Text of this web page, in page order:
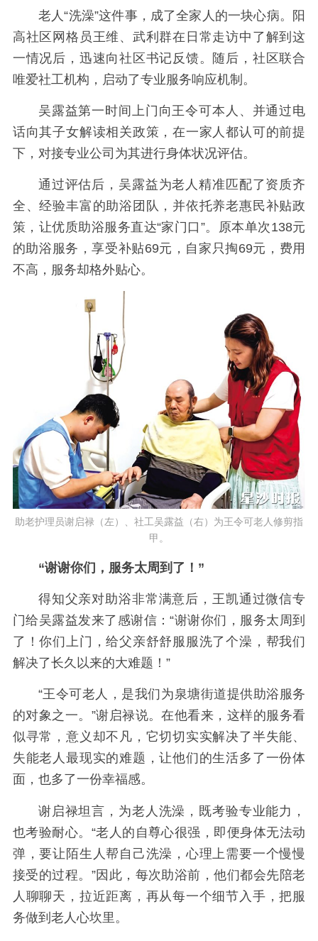
老人“洗澡”这件事，成了全家人的一块心病。阳
高社区网格员王维、武利群在日常走访中了解到这
一情况后，迅速向社区书记反馈。随后，社区联合
唯爱社工机构，启动了专业服务响应机制。
吴露益第一时间上门向王令可本人、并通过电
话向其子女解读相关政策，在一家人都认可的前提
下，对接专业公司为其进行身体状况评估。
通过评估后，吴露益为老人精准匹配了资质齐
全、经验丰富的助浴团队，并依托养老惠民补贴政
策，让优质助浴服务直达“家门口”。原本单次138元
的助浴服务，享受补贴69元，自家只掏69元，费用
不高，服务却格外贴心。
助老护理员谢启禄（左）、社工吴露益（右）为王令可老人修剪指
甲。
“谢谢你们，服务太周到了！”
得知父亲对助浴非常满意后，王凯通过微信专
门给吴露益发来了感谢信：“谢谢你们，服务太周到
了！你们上门，给父亲舒舒服服洗了个澡，帮我们
解决了长久以来的大难题！”
“王令可老人，是我们为泉塘街道提供助浴服务
的对象之一。”谢启禄说。在他看来，这样的服务看
似寻常，意义却不凡，它切切实实解决了半失能、
失能老人最现实的难题，让他们的生活多了一份体
面，也多了一份幸福感。
谢启禄坦言，为老人洗澡，既考验专业能力，
也考验耐心。“老人的自尊心很强，即便身体无法动
弹，要让陌生人帮自己洗澡，心理上需要一个慢慢
接受的过程。”因此，每次助浴前，他们都会先陪老
人聊聊天，拉近距离，再从每一个细节入手，把服
务做到老人心坎里。